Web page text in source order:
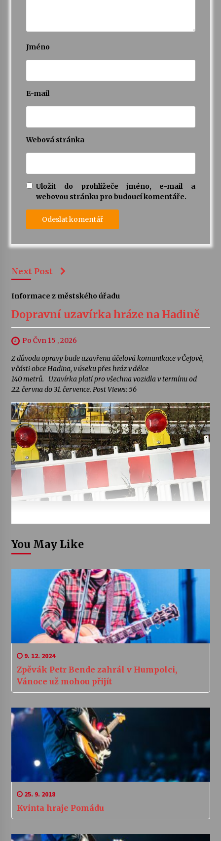
Jméno
E-mail
Webová stránka
Uložit do prohlížeče jméno, e-mail a
webovou stránku pro budoucí komentáře.
Next Post
Informace z městského úřadu
Dopravní uzavírka hráze na Hadině
Po Čvn 15 , 2026
Z důvodu opravy bude uzavřena účelová komunikace v Čejově,
v části obce Hadina, v úseku přes hráz v délce
140 metrů. Uzavírka platí pro všechna vozidla v termínu od
22. června do 31. července. Post Views: 56
You May Like
9. 12. 2024
Zpěvák Petr Bende zahrál v Humpolci,
Vánoce už mohou přijít
25. 9. 2018
Kvinta hraje Pomádu